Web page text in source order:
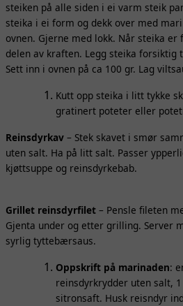
steiken på alle siden i ei varm steik
steika i ei form og dekk over med
ovnen. Gjerne med lokk. Når steika
delen av kraften. Legg steika forsiktig
Sett inn i ovnen på ca 100 gr. Lag
Kutt opp steika i litt tykke
gratinert poteter eller
Reinsdyrkav – Stek skavet i smør
uten salt. Ha på litt salt. Passer
kjøttsuppe og reinsdyrkebab.
Grillet reinsdyrfilet – Pensle fileten
Gjenta under og etter grilling. Server
syrlig tyttebærsaus.
Oppskrift på marinaden:
reinsdyrkrydder uten salt,
sitronsaft. Husk reisndyr